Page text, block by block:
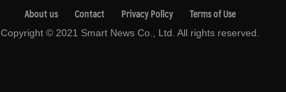
About us Contact Privacy Pollcy Terms of Use
Copyright © 2021 Smart News Co., Ltd. All rights reserved.